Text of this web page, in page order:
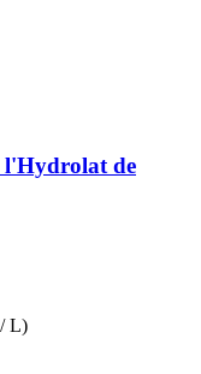
l'Hydrolat de
L)